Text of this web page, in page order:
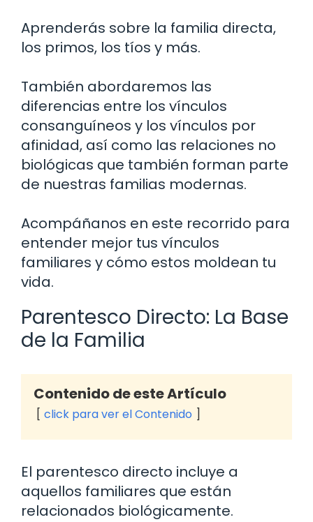
Aprenderás sobre la familia directa,
los primos, los tíos y más.
También abordaremos las
diferencias entre los vínculos
consanguíneos y los vínculos por
afinidad, así como las relaciones no
biológicas que también forman parte
de nuestras familias modernas.
Acompáñanos en este recorrido para
entender mejor tus vínculos
familiares y cómo estos moldean tu
vida.
Parentesco Directo: La Base
de la Familia
Contenido de este Artículo
click para ver el Contenido
El parentesco directo incluye a
aquellos familiares que están
relacionados biológicamente.